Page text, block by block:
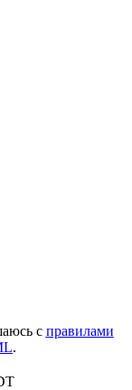
с правилами
.